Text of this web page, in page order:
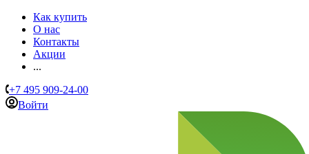
Как купить
О нас
Контакты
Акции
...
+7 495 909-24-00
Войти